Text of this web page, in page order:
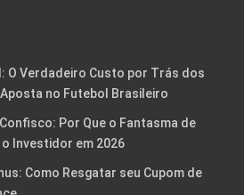
O Verdadeiro Custo por Trás dos
no Futebol Brasileiro
Por Que o Fantasma de
Investidor em 2026
Como Resgatar seu Cupom de